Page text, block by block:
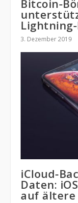
Bitcoin-
3. Dezember 2019
iCloud-
Daten:
auf ältere